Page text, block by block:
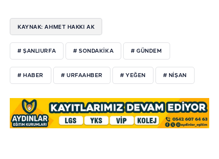
KAYNAK: AHMET HAKKI AK
# ŞANLIURFA # SONDAKIKA # GÜNDEM
# HABER # URFAAHBER # YEĞEN # NIŞAN